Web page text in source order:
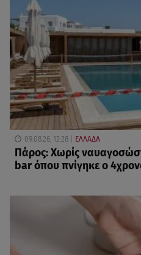
09.08.26, 12:28 ΕΛΛΑΔΑ
Πάρος: Χωρίς
bar όπου πνίγηκε ο